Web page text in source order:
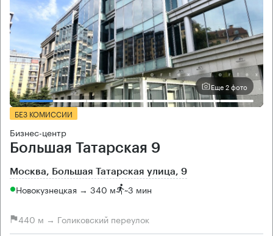
Еще 2 фото
БЕЗ КОМИССИИ
Бизнес-центр
Большая Татарская 9
Москва, Большая Татарская улица, 9
Новокузнецкая → 340 м ~3 мин
440 м → Голиковский переулок